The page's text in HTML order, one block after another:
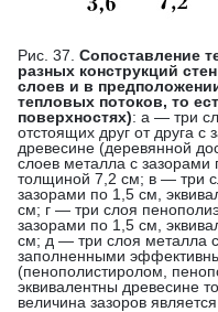
Рис. 37. Сопоставление
разных конструкций
слоев и в
тепловых потоков, то
поверхностях): а — три
отстоящих друг от друга с
древесине (деревянной
слоев металла с зазорами
толщиной 7,2 см; в — три
зазорами по 1,5 см,
см; г — три слоя
зазорами по 1,5 см,
см; д — три слоя металла
заполненными
(пенополистиролом,
эквивалентны древесине
величина зазоров